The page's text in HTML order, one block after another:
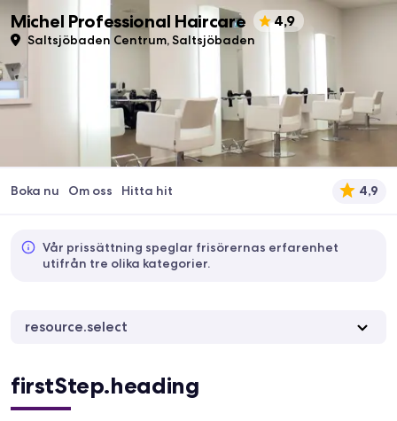
Michel Professional Haircare 4,9
Saltsjöbaden Centrum, Saltsjöbaden
Boka nu Om oss Hitta hit 4,9
Vår prissättning speglar frisörernas erfarenhet
utifrån tre olika kategorier.
resource.select
firstStep.heading